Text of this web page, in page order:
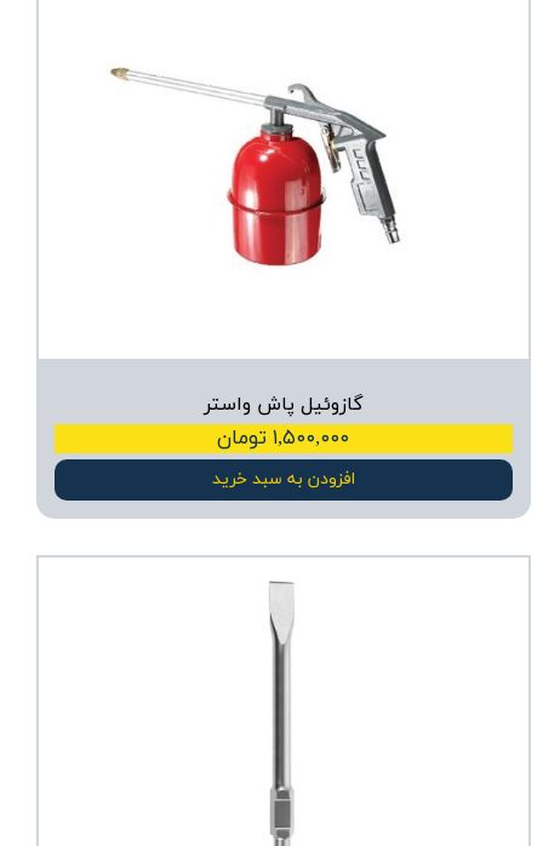
گازوئیل پاش واستر
۱,۵۰۰,۰۰۰ تومان
افزودن به سبد خرید